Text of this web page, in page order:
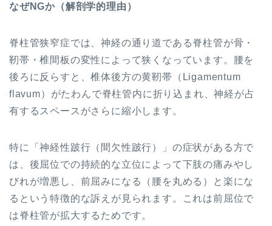
なぜNGか（解剖学的理由）
脊柱管狭窄症では、神経の通り道である脊柱管が骨・
靭帯・椎間板の変性によって狭くなっています。腰を
後ろに反らすと、椎体後方の黄靭帯（Ligamentum
flavum）がたわんで脊柱管内に折り込まれ、神経が占
有するスペースがさらに縮小します。
特に「神経性跛行（間欠性跛行）」の症状がある方で
は、後屈位での持続的な立位によって下肢の痛みやし
びれが増悪し、前屈みになる（腰を丸める）と楽にな
るという特徴的な訴えが見られます。これは前屈位で
は脊柱管が拡大するためです。